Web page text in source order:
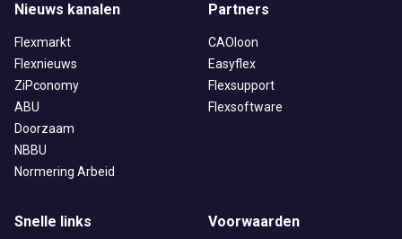
Nieuws kanalen
Flexmarkt
Flexnieuws
ZiPconomy
ABU
Doorzaam
NBBU
Normering Arbeid
Partners
CAOloon
Easyflex
Flexsupport
Flexsoftware
Snelle links Voorwaarden